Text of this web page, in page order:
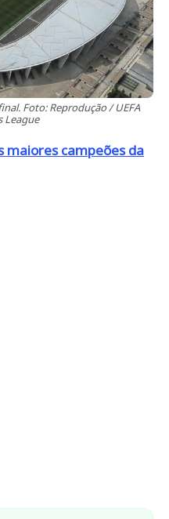
Foto: Reprodução / UEFA
League
maiores campeões da